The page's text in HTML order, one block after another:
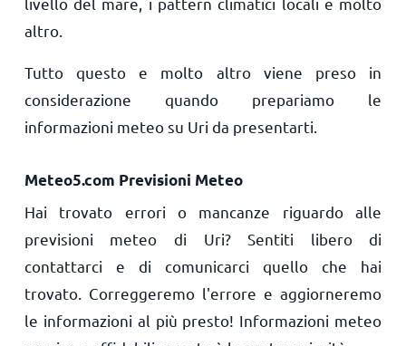
altro.
Tutto questo e molto altro viene preso in
considerazione quando prepariamo le
informazioni meteo su Uri da presentarti.
Meteo5.com Previsioni Meteo
Hai trovato errori o mancanze riguardo alle
previsioni meteo di Uri? Sentiti libero di
contattarci e di comunicarci quello che hai
trovato. Correggeremo l'errore e aggiorneremo
le informazioni al più presto! Informazioni meteo